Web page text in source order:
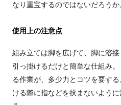
なり重宝するのではないだろうか
使用上の注意点
組み立ては脚を広げて、脚に溶
引っ掛けるだけと簡単な仕組み
る作業が、多少力とコツを要す
ける際に指などを挟まないよう